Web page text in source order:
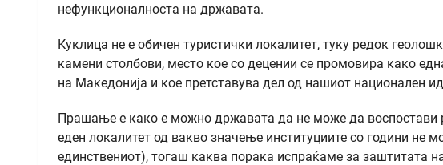
нефункционалноста на државата.
Куклица не е обичен туристички локалитет, туку редок
камени столбови, место кое со децении се промовира како
на Македонија и кое претставува дел од нашиот национален
Прашање е како е можно државата да не може да воспостави
еден локалитет од вакво значење институциите со години не
единствениот), тогаш каква порака испраќаме за заштитата